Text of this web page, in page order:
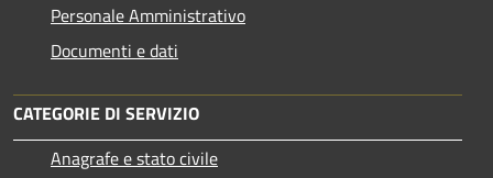
Personale Amministrativo
Documenti e dati
CATEGORIE DI SERVIZIO
Anagrafe e stato civile